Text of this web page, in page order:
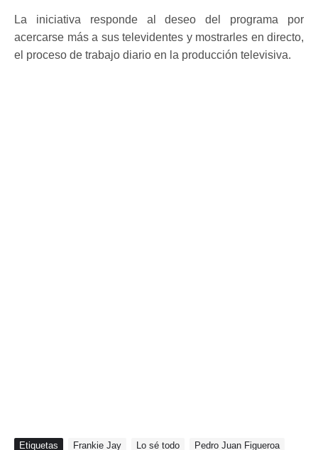
La iniciativa responde al deseo del programa por
acercarse más a sus televidentes y mostrarles en directo,
el proceso de trabajo diario en la producción televisiva.
Etiquetas Frankie Jay Lo sé todo
Pedro Juan Figueroa